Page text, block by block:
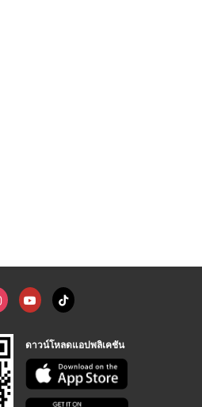
ดาวน์โหลดแอปพลิเคชัน